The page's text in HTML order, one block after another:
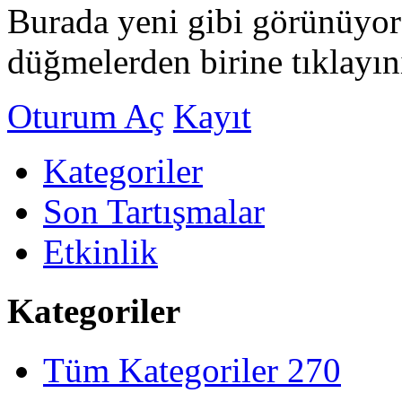
Burada yeni gibi
düğmelerden birine
Oturum Aç Kayıt
Kategoriler
Son Tartışmalar
Etkinlik
Kategoriler
Tüm Kategoriler 270